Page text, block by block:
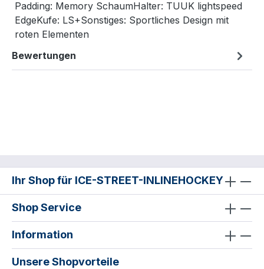
Padding: Memory SchaumHalter: TUUK lightspeed
EdgeKufe: LS+Sonstiges: Sportliches Design mit
roten Elementen
Bewertungen
Ihr Shop für ICE-STREET-INLINEHOCKEY
Shop Service
Information
Unsere Shopvorteile